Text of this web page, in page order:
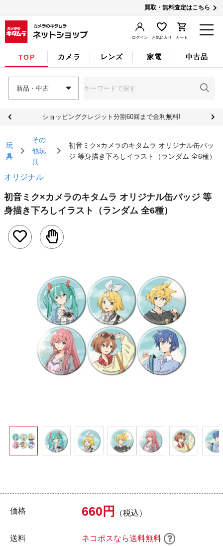
買取・無料査定はこちら
ログイン お気に入り カート
TOP カメラ レンズ 家電 中古品
新品・中古
ショッピングクレジット分割60回まで金利無料!
玩
具
その
他玩
具
初音ミク×カメラのキタムラ オリジナル缶バッ
ジ 等身描き下ろしイラスト（ランダム 全6種）
オリジナル
初音ミク×カメラのキタムラ オリジナル缶バッジ 等
身描き下ろしイラスト（ランダム 全6種）
価格 660円 （税込）
送料 ネコポスなら送料無料